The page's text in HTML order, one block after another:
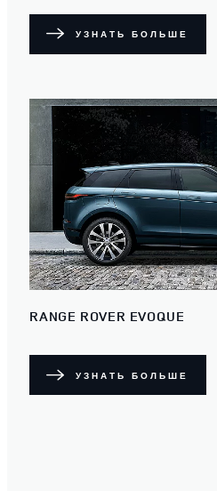
УЗНАТЬ БОЛЬШЕ
RANGE ROVER EVOQUE
УЗНАТЬ БОЛЬШЕ